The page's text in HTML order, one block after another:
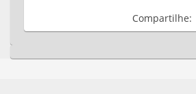
Compartilhe: